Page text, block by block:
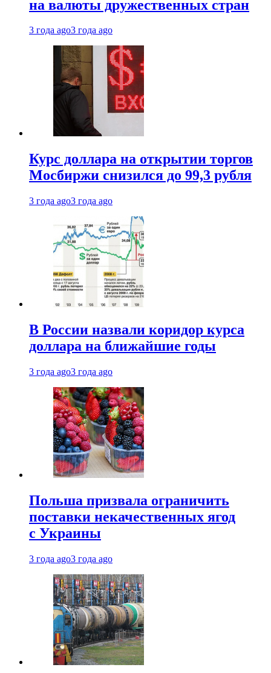
на валюты дружественных стран
3 года ago3 года ago
Курс доллара на открытии торгов
Мосбиржи снизился до 99,3 рубля
3 года ago3 года ago
В России назвали коридор курса
доллара на ближайшие годы
3 года ago3 года ago
Польша призвала ограничить
поставки некачественных ягод
с Украины
3 года ago3 года ago